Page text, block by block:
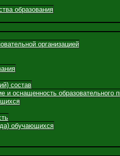
образования
организацией
состав
и оснащенность образовательного
обучающихся